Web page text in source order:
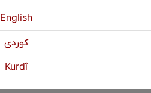
3 Paşî »
English
كوردی
Kurdî